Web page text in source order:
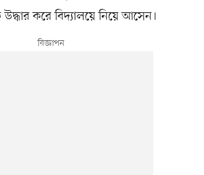
উদ্ধার করে বিদ্যালয়ে নিয়ে আসেন।